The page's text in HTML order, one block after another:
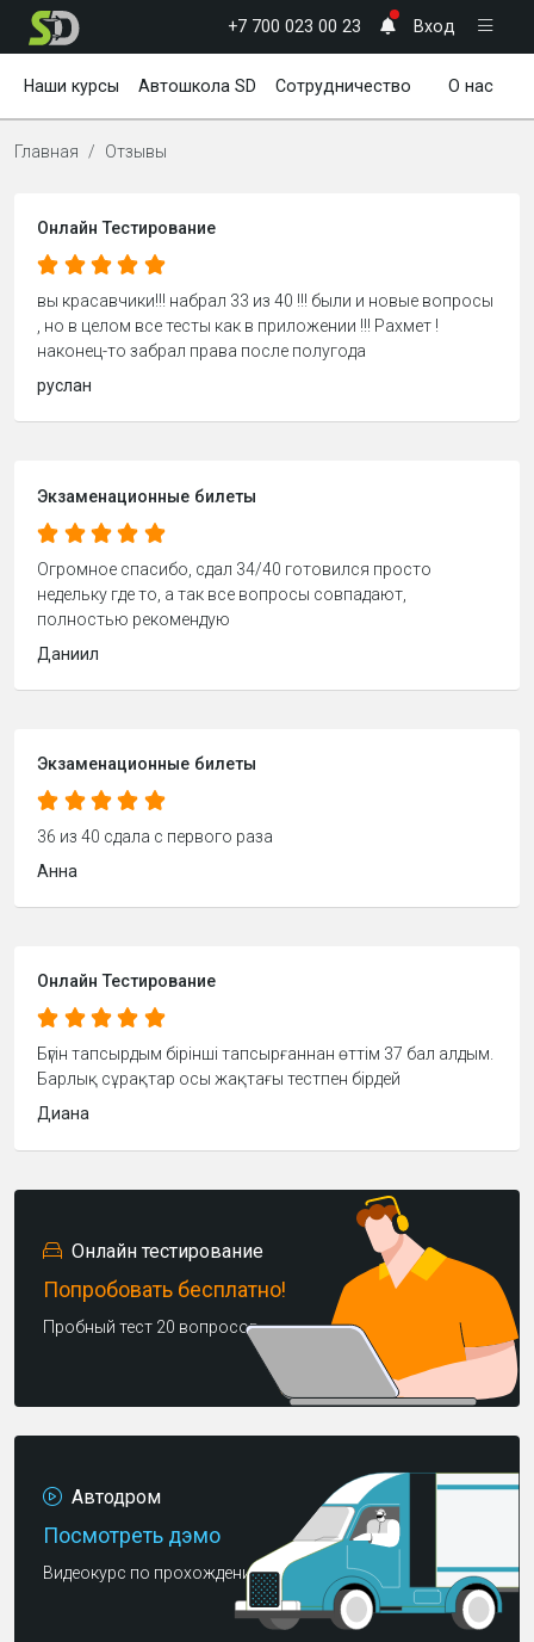
+7 700 023 00 23 Вход
Наши курсы Автошкола SD Сотрудничество О нас
Новости
Главная Отзывы
Онлайн Тестирование
вы красавчики!!! набрал 33 из 40 !!! были и новые вопросы
, но в целом все тесты как в приложении !!! Рахмет !
наконец-то забрал права после полугода
руслан
Экзаменационные билеты
Огромное спасибо, сдал 34/40 готовился просто
недельку где то, а так все вопросы совпадают,
полностью рекомендую
Даниил
Экзаменационные билеты
36 из 40 сдала с первого раза
Анна
Онлайн Тестирование
Бүгін тапсырдым бірінші тапсырғаннан өттім 37 бал алдым.
Барлық сұрақтар осы жақтағы тестпен бірдей
Диана
Онлайн тестирование
Попробовать бесплатно!
Пробный тест 20 вопросов
Автодром
Посмотреть дэмо
Видеокурс по прохождению автодрома